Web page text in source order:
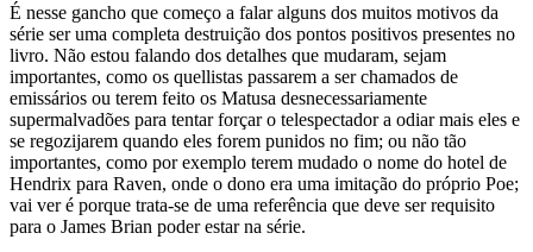
É nesse gancho que começo a falar alguns dos muitos motivos da
série ser uma completa destruição dos pontos positivos presentes no
livro. Não estou falando dos detalhes que mudaram, sejam
importantes, como os quellistas passarem a ser chamados de
emissários ou terem feito os Matusa desnecessariamente
supermalvadões para tentar forçar o telespectador a odiar mais eles e
se regozijarem quando eles forem punidos no fim; ou não tão
importantes, como por exemplo terem mudado o nome do hotel de
Hendrix para Raven, onde o dono era uma imitação do próprio Poe;
vai ver é porque trata-se de uma referência que deve ser requisito
para o James Brian poder estar na série.